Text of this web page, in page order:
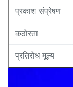
प्रकाश संप्रेषण
कठोरता
प्रतिरोध मूल्य